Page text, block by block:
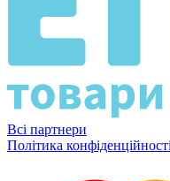
Всі партнери
Політика